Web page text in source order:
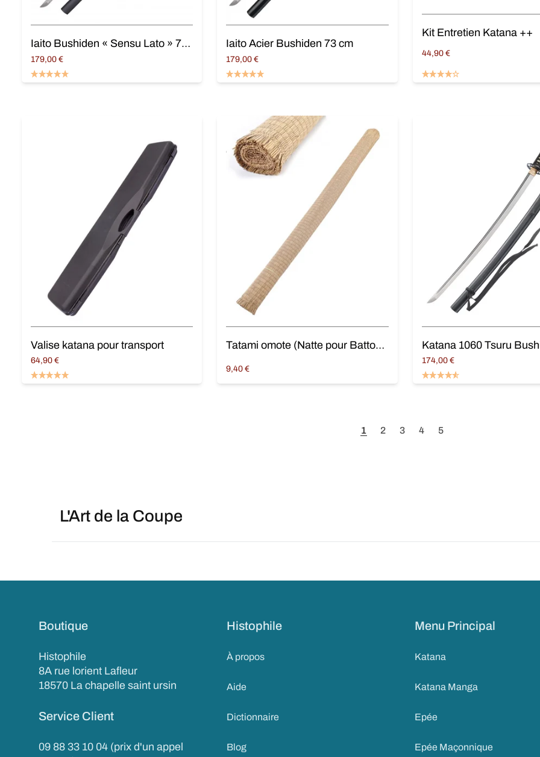
Iaito Bushiden « Sensu Lato » 75 cm
179,00 €
Ajouter au panier
Iaito Acier Bushiden 73 cm
179,00€
Ajouter au panier
Kit Entretien Katana ++
44,90 €
Valise katana pour transport
64,90 €
Ajouter au panier
Tatami omote (Natte pour Battodo)
9,40€
Ajouter au panier
Katana 1060 Tsuru
174,00 €
Ajouter au panier
1 2 3 4 5
L'Art de la Coupe
Boutique
Histophile
8A rue lorient Lafleur
18570 La chapelle saint ursin
Service Client
09 88 33 10 04 (prix d'un appel
Histophile
À propos
Aide
Dictionnaire
Blog
Menu Principal
Katana
Katana Manga
Epée
Epée Maçonnique